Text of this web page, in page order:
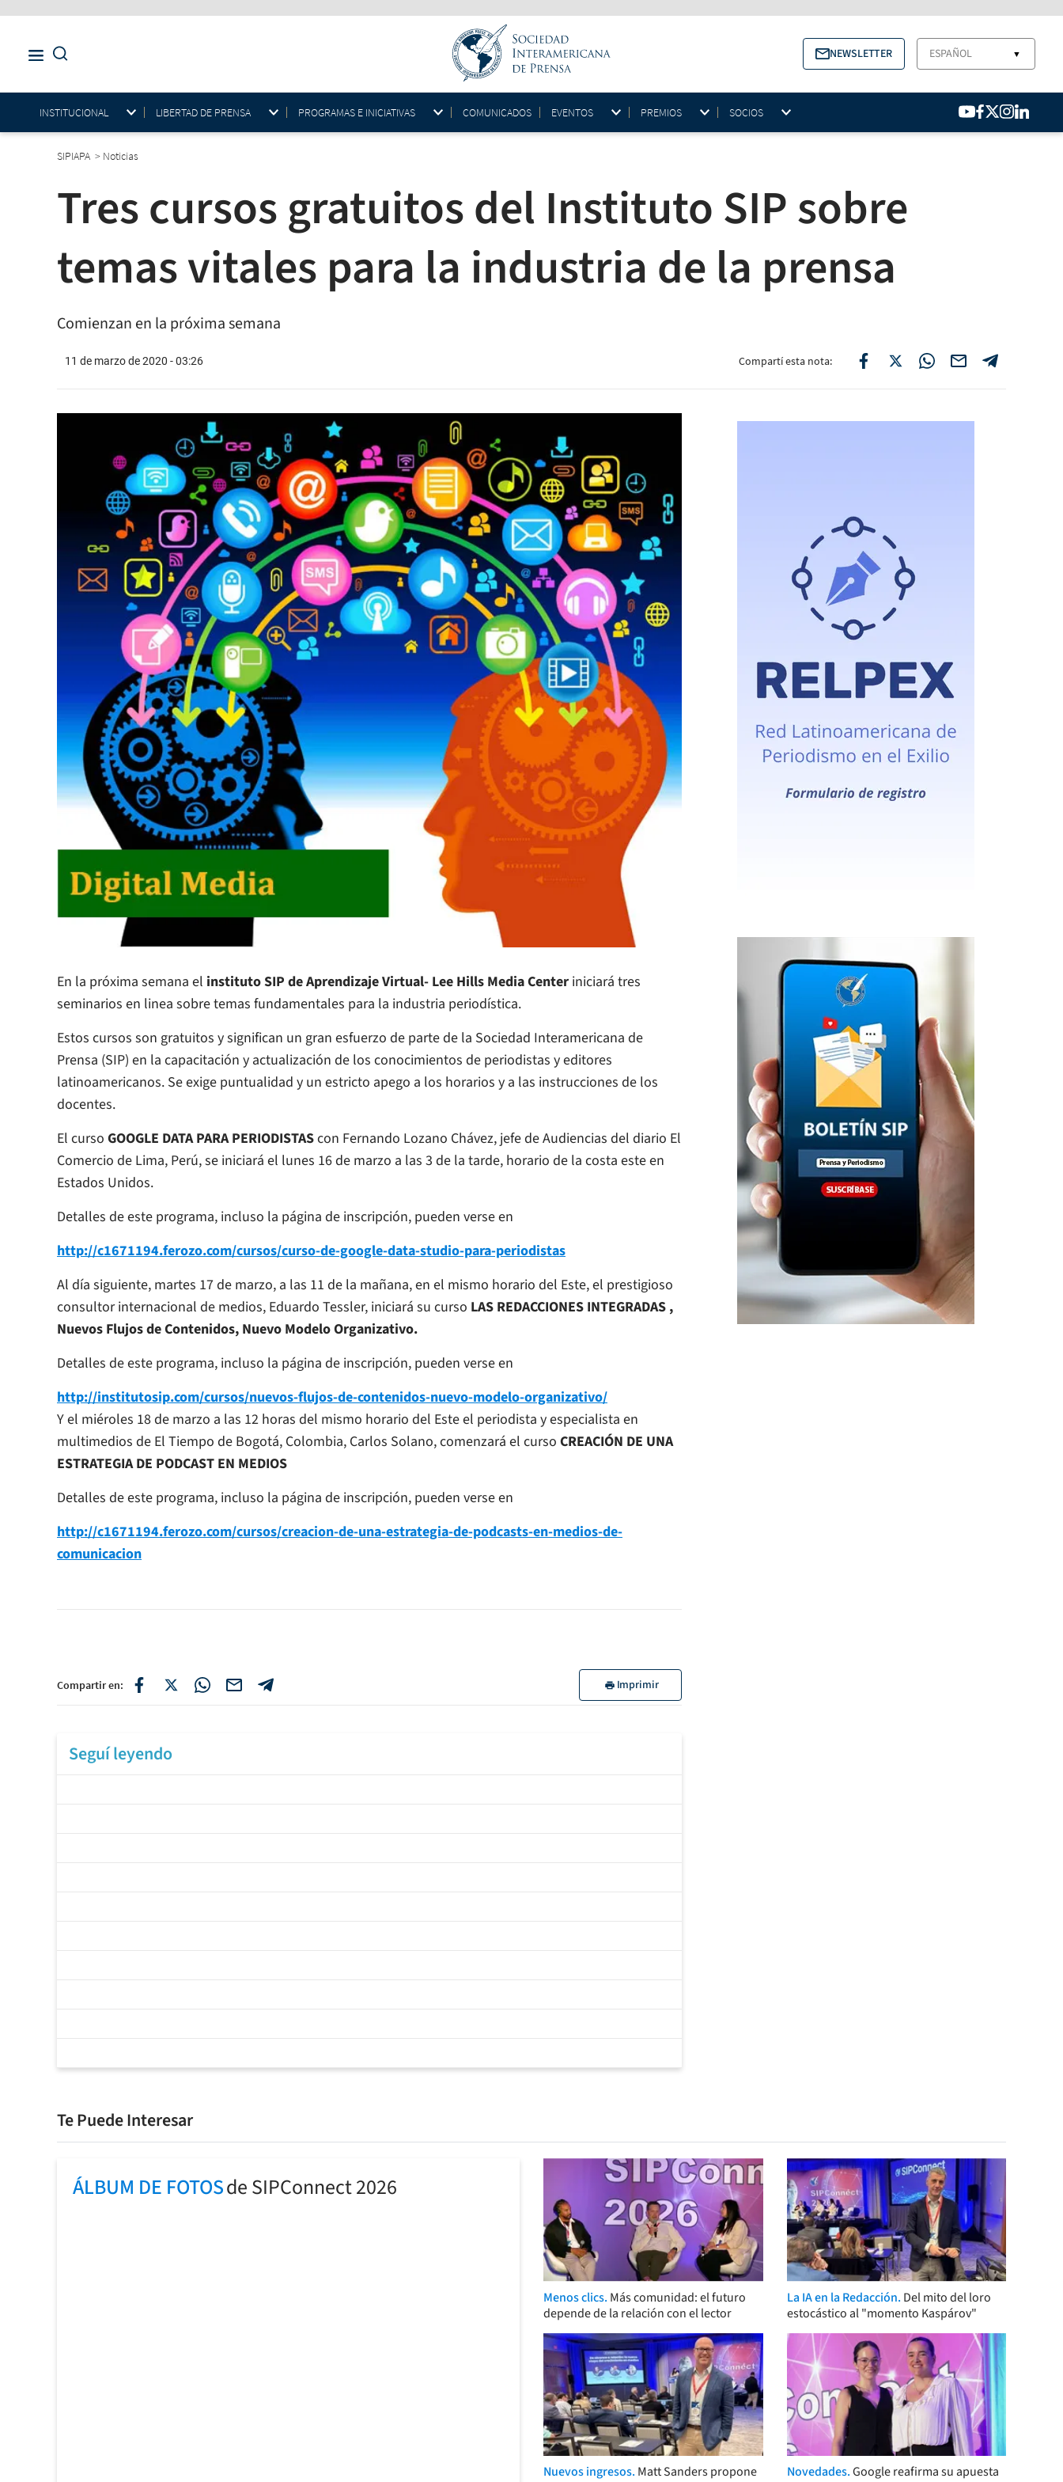
NEWSLETTER ESPAÑOL ▼
INSTITUCIONAL LIBERTAD DE PRENSA PROGRAMAS E INICIATIVAS COMUNICADOS EVENTOS PREMIOS SOCIOS
SIPIAPA > Noticias
Tres cursos gratuitos del Instituto SIP sobre
temas vitales para la industria de la prensa
Comienzan en la próxima semana
11 de marzo de 2020 - 03:26 Compartí esta nota:
En la próxima semana el instituto SIP de Aprendizaje Virtual- Lee Hills Media Center iniciará tres
seminarios en linea sobre temas fundamentales para la industria periodística.
Estos cursos son gratuitos y significan un gran esfuerzo de parte de la Sociedad Interamericana de
Prensa (SIP) en la capacitación y actualización de los conocimientos de periodistas y editores
latinoamericanos. Se exige puntualidad y un estricto apego a los horarios y a las instrucciones de los
docentes.
El curso GOOGLE DATA PARA PERIODISTAScon Fernando Lozano Chávez, jefe de Audiencias del diario El
Comercio de Lima, Perú, se iniciará el lunes 16 de marzo a las 3 de la tarde, horario de la costa este en
Estados Unidos.
Detalles de este programa, incluso la página de inscripción, pueden verse en
http://c1671194.ferozo.com/cursos/curso-de-google-data-studio-para-periodistas
Al día siguiente, martes 17 de marzo, a las 11 de la mañana, en el mismo horario del Este, el prestigioso
consultor internacional de medios, Eduardo Tessler, iniciará su curso LAS REDACCIONES INTEGRADAS ,
Nuevos Flujos de Contenidos, Nuevo Modelo Organizativo.
Detalles de este programa, incluso la página de inscripción, pueden verse en
http://institutosip.com/cursos/nuevos-flujos-de-contenidos-nuevo-modelo-organizativo/
Y el miéroles 18 de marzo a las 12 horas del mismo horario del Este el periodista y especialista en
multimedios de El Tiempo de Bogotá, Colombia, Carlos Solano, comenzará el curso CREACIÓN DE UNA
ESTRATEGIA DE PODCAST EN MEDIOS
Detalles de este programa, incluso la página de inscripción, pueden verse en
http://c1671194.ferozo.com/cursos/creacion-de-una-estrategia-de-podcasts-en-medios-de-
comunicacion
Compartir en: Imprimir
Seguí leyendo
Te Puede Interesar
ÁLBUM DE FOTOSde SIPConnect 2026
Menos clics. Más comunidad: el futuro
depende de la relación con el lector
La IA en la Redacción. Del mito del loro
estocástico al "momento Kaspárov"
Nuevos ingresos. Matt Sanders propone
Novedades.Google reafirma su apuesta